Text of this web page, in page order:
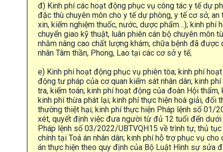
đ) Kinh phí các hoạt động phục vụ công tác y tế dự
đặc thù chuyên môn cho y tế dự phòng, y tế cơ sở,
xin, kiểm nghiệm thuốc, nước, dược phẩm…); kinh phí
chuyển giao kỹ thuật, luân phiên cán bộ chuyên môn
nhằm nâng cao chất lượng khám, chữa bệnh đã được
nhân Tâm thần, Phong, Lao tại các cơ sở y tế;
e) Kinh phí hoạt động phục vụ phiên tòa; kinh phí
động tư pháp của cơ quan kiểm sát nhân dân; kinh
tra, kiểm toán; kinh phí hoạt động của đoàn Hội
kinh phí thừa phát lại; kinh phí thực hiện hoà giải, đối
thường thiệt hại; kinh phí thực hiện Pháp lệnh số 01/
xét, quyết định việc đưa người từ đủ 12 tuổi đến
Pháp lệnh số 03/2022/UBTVQH15 về trình tự, thủ
chính tại Toá án nhân dân; kinh phí hỗ trợ phục vụ
án thực hiện theo quy định của Bộ Luật Hình sự sửa